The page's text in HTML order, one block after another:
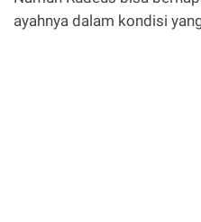
ayahnya dalam kondisi